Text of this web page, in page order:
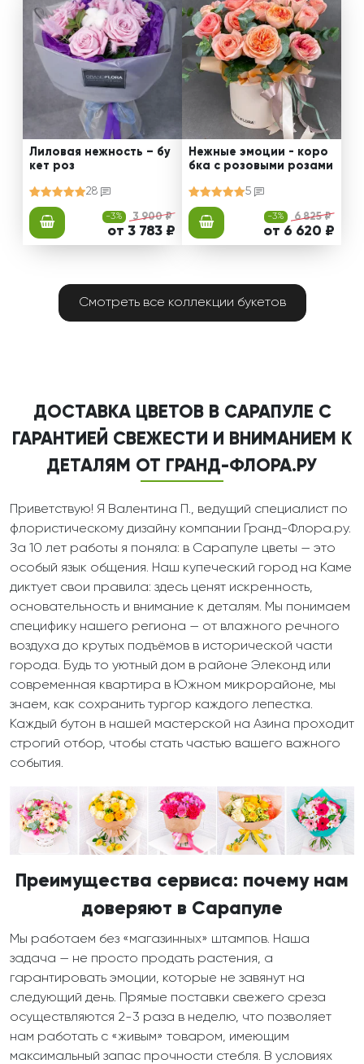
Лиловая нежность – бу
кет роз
28
-3% 3 900 ₽
от 3 783 ₽
Нежные эмоции - коро
бка с розовыми розами
5
-3% 6 825 ₽
от 6 620 ₽
Смотреть все коллекции букетов
ДОСТАВКА ЦВЕТОВ В САРАПУЛЕ С
ГАРАНТИЕЙ СВЕЖЕСТИ И ВНИМАНИЕМ К
ДЕТАЛЯМ ОТ ГРАНД-ФЛОРА.РУ
Приветствую! Я Валентина П., ведущий специалист по
флористическому дизайну компании Гранд-Флора.ру.
За 10 лет работы я поняла: в Сарапуле цветы — это
особый язык общения. Наш купеческий город на Каме
диктует свои правила: здесь ценят искренность,
основательность и внимание к деталям. Мы понимаем
специфику нашего региона — от влажного речного
воздуха до крутых подъёмов в исторической части
города. Будь то уютный дом в районе Элеконд или
современная квартира в Южном микрорайоне, мы
знаем, как сохранить тургор каждого лепестка.
Каждый бутон в нашей мастерской на Азина проходит
строгий отбор, чтобы стать частью вашего важного
события.
Преимущества сервиса: почему нам
доверяют в Сарапуле
Мы работаем без «магазинных» штампов. Наша
задача — не просто продать растения, а
гарантировать эмоции, которые не завянут на
следующий день. Прямые поставки свежего среза
осуществляются 2-3 раза в неделю, что позволяет
нам работать с «живым» товаром, имеющим
максимальный запас прочности стебля. В условиях